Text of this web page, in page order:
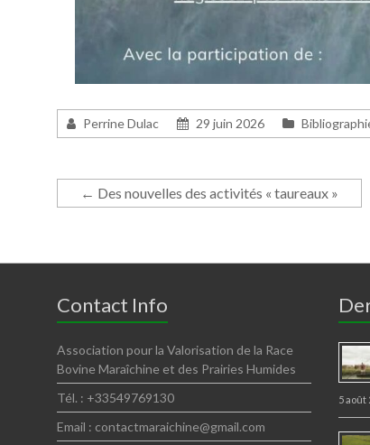
Perrine Dulac 29 juin 2026
← Des nouvelles des activités « taureaux »
Contact Info
Association pour la Valorisation de la Race
Bovine Maraîchine et des Prairies Humides
Tél. : +33549769130
Email : contactmaraichine@gmail.com
5 août